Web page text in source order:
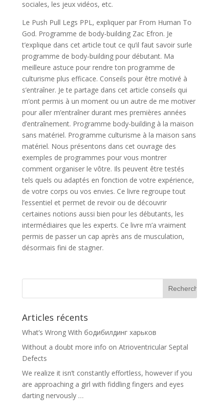
sociales, les jeux vidéos, etc.
Le Push Pull Legs PPL, expliquer par From Human To
God. Programme de body-building Zac Efron. Je
t’explique dans cet article tout ce qu’il faut savoir surle
programme de body-building pour débutant. Ma
meilleure astuce pour rendre ton programme de
culturisme plus efficace. Conseils pour être motivé à
s’entraîner. Je te partage dans cet article conseils qui
m’ont permis à un moment ou un autre de me motiver
pour aller m’entraîner durant mes premières années
d’entraînement. Programme body-building à la maison
sans matériel. Programme culturisme à la maison sans
matériel. Nous présentons dans cet ouvrage des
exemples de programmes pour vous montrer
comment organiser le vôtre. Ils peuvent être testés
tels quels ou adaptés en fonction de votre expérience,
de votre corps ou vos envies. Ce livre regroupe tout
l’essentiel et permet de revoir ou de découvrir
certaines notions aussi bien pour les débutants, les
intermédiaires que les experts. Ce livre m’a vraiment
permis de passer un cap après ans de musculation,
désormais fini de stagner.
Articles récents
What’s Wrong With бодибилдинг харьков
Without a doubt more info on Atrioventricular Septal
Defects
We realize it isn’t constantly effortless, however if you
are approaching a girl with fiddling fingers and eyes
darting nervously …